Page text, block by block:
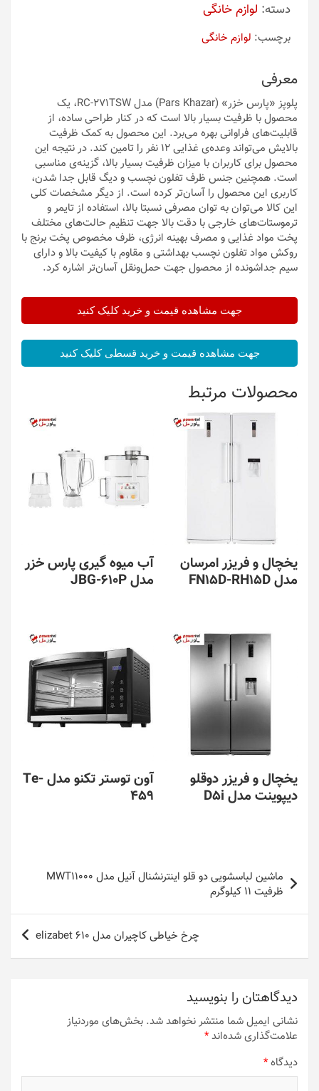
دسته: لوازم خانگی
برچسب: لوازم خانگی
معرفی
پلوپز «پارس خزر» (Pars Khazar) مدل RC-271TSW، یک
محصول با ظرفیت بسیار بالا است که در کنار طراحی ساده، از
قابلیت‌های فراوانی بهره می‌برد. این محصول به کمک ظرفیت
بالایش می‌تواند وعده‌ی غذایی 12 نفر را تامین کند. در نتیجه این
محصول برای کاربران با میزان ظرفیت بسیار بالا، گزینه‌ی مناسبی
است. همچنین جنس ظرف تفلون نچسب و دیگ قابل جدا شدن،
کاربری این محصول را آسان‌تر کرده است. از دیگر مشخصات کلی
این کالا می‌توان به توان مصرفی نسبتا بالا، استفاده از تایمر و
ترموستات‌های خارجی با دقت بالا جهت تنظیم حالت‌های مختلف
پخت مواد غذایی و مصرف بهینه انرژی، ظرف مخصوص پخت برنج با
روکش مواد تفلون نچسب بهداشتی و مقاوم با کیفیت بالا و دارای
سیم جداشونده از محصول جهت حمل‌ونقل آسان‌تر اشاره کرد.
جهت مشاهده قیمت و خرید کلیک کنید
جهت مشاهده قیمت و خرید قسطی کلیک کنید
محصولات مرتبط
یخچال و فریزر امرسان
مدل FN15D-RH15D
آب میوه گیری پارس خزر
مدل JBG-610P
یخچال و فریزر دوقلو
دیپوینت مدل D5i
آون توستر تکنو مدل Te-
459
راهبری
نوشته
ماشین لباسشویی دو قلو اینترنشنال آنیل مدل MWT11000
ظرفیت 11 کیلوگرم
چرخ خیاطی کاچیران مدل elizabet 610
دیدگاهتان را بنویسید
نشانی ایمیل شما منتشر نخواهد شد. بخش‌های موردنیاز
علامت‌گذاری شده‌اند*
دیدگاه*